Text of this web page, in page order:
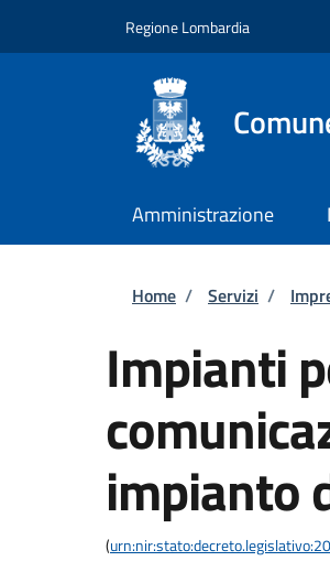
Regione Lombardia
Amministrazione
Briciole di
Home / Servizi /
Impianti
impianto
(